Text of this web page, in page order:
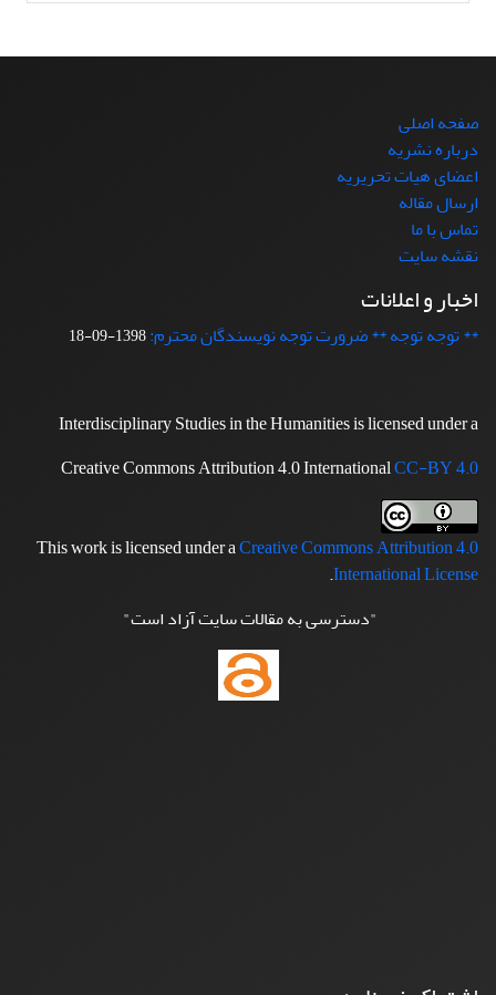
صفحه اصلی
درباره نشریه
اعضای هیات تحریریه
ارسال مقاله
تماس با ما
نقشه سایت
اخبار و اعلانات
** توجه توجه ** ضرورت توجه نویسندگان محترم:1398-09-18
Interdisciplinary Studies in the Humanities is licensed under a
Creative Commons Attribution 4.0 InternationalCC-BY 4.0
This work is licensed under aCreative Commons Attribution 4.0
International License
.
"دسترسی به مقالات سایت آزاد است"